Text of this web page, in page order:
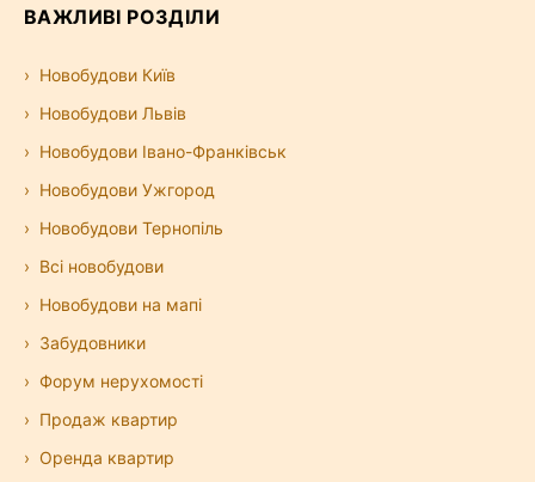
ВАЖЛИВІ РОЗДІЛИ
Новобудови Київ
Новобудови Львів
Новобудови Івано-Франківськ
Новобудови Ужгород
Новобудови Тернопіль
Всі новобудови
Новобудови на мапі
Забудовники
Форум нерухомості
Продаж квартир
Оренда квартир